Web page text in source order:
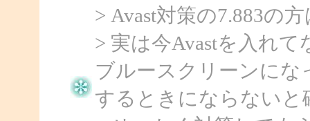
> Avast対策の7.883の
> 実は今Avastを入れ
ブルースクリーンにな
するときにならない